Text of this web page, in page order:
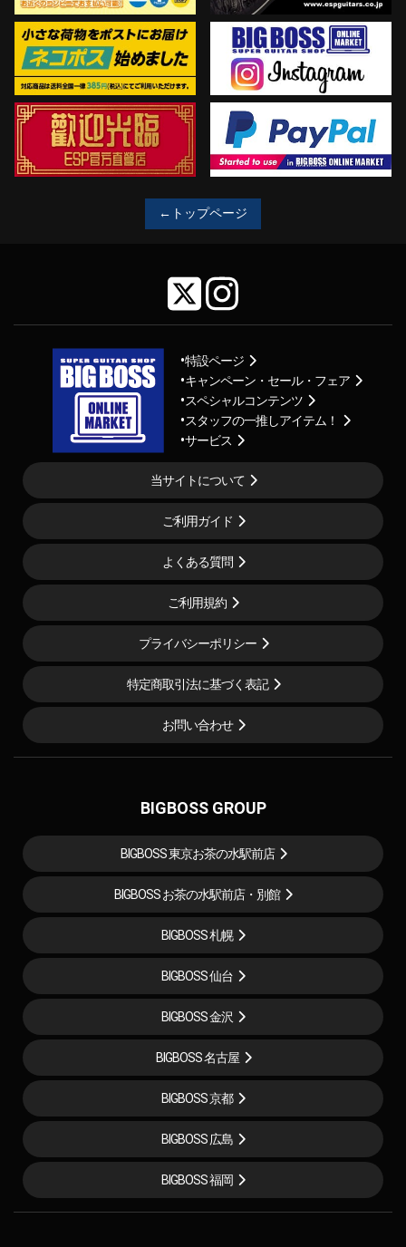
←トップページ
特設ページ
キャンペーン・セール・フェア
スペシャルコンテンツ
スタッフの一推しアイテム！
サービス
当サイトについて
ご利用ガイド
よくある質問
ご利用規約
プライバシーポリシー
特定商取引法に基づく表記
お問い合わせ
BIGBOSS GROUP
BIGBOSS 東京お茶の水駅前店
BIGBOSS お茶の水駅前店・別館
BIGBOSS 札幌
BIGBOSS 仙台
BIGBOSS 金沢
BIGBOSS 名古屋
BIGBOSS 京都
BIGBOSS 広島
BIGBOSS 福岡